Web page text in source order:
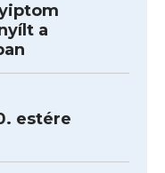
a
estére